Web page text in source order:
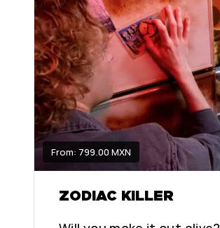
From: 799.00 MXN
ZODIAC KILLER